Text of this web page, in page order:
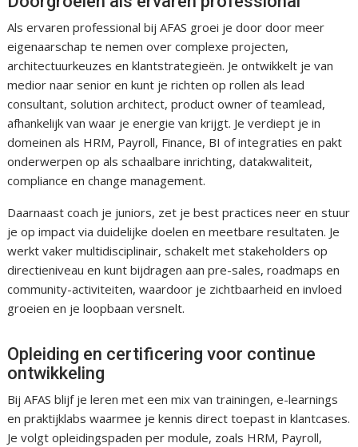
Als ervaren professional bij AFAS groei je door door meer
eigenaarschap te nemen over complexe projecten,
architectuurkeuzes en klantstrategieën. Je ontwikkelt je van
medior naar senior en kunt je richten op rollen als lead
consultant, solution architect, product owner of teamlead,
afhankelijk van waar je energie van krijgt. Je verdiept je in
domeinen als HRM, Payroll, Finance, BI of integraties en pakt
onderwerpen op als schaalbare inrichting, datakwaliteit,
compliance en change management.
Daarnaast coach je juniors, zet je best practices neer en stuur
je op impact via duidelijke doelen en meetbare resultaten. Je
werkt vaker multidisciplinair, schakelt met stakeholders op
directieniveau en kunt bijdragen aan pre-sales, roadmaps en
community-activiteiten, waardoor je zichtbaarheid en invloed
groeien en je loopbaan versnelt.
Opleiding en certificering voor continue
ontwikkeling
Bij AFAS blijf je leren met een mix van trainingen, e-learnings
en praktijklabs waarmee je kennis direct toepast in klantcases.
Je volgt opleidingspaden per module, zoals HRM, Payroll,